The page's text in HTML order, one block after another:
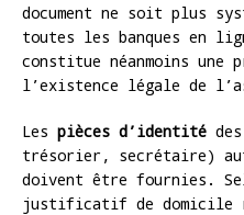
document ne soit plus
toutes les banques en
constitue néanmoins une
l’existence légale de
Les pièces d’identité
trésorier, secrétaire)
doivent être fournies.
justificatif de domicile